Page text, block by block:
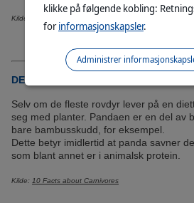
Kilde:
DET ER IKKE ALLE KJØTTETERE,
Selv om de fleste rovdyr lever på en
seg med planter. Pandaen er en del av
bare bambusskudd, for eksempel.
Dette betyr imidlertid at panda savner
som blant annet er i animalsk protein.
Kilde: 10 Facts about Carnivores
klikke på følgende kobling:
forinformasjonskapsler.
Administrer